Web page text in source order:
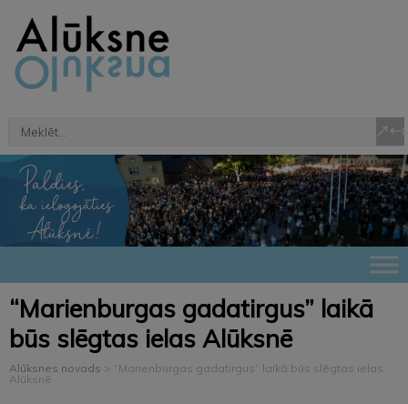
“Marienburgas gadatirgus” laikā
būs slēgtas ielas Alūksnē
Alūksnes novads > “Marienburgas gadatirgus” laikā būs slēgtas ielas
Alūksnē